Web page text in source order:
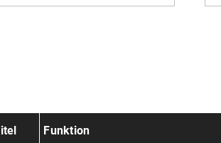
Funktion